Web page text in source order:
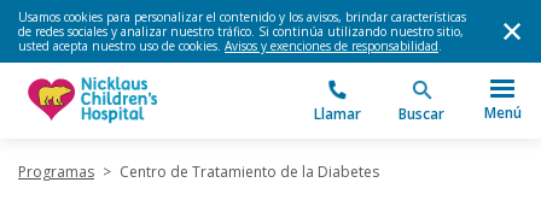
Usamos cookies para personalizar el contenido y los avisos, brindar características
de redes sociales y analizar nuestro tráfico. Si continúa utilizando nuestro sitio,
usted acepta nuestro uso de cookies. Avisos y exenciones de responsabilidad.
Llamar Buscar Menú
Programas > Centro de Tratamiento de la Diabetes